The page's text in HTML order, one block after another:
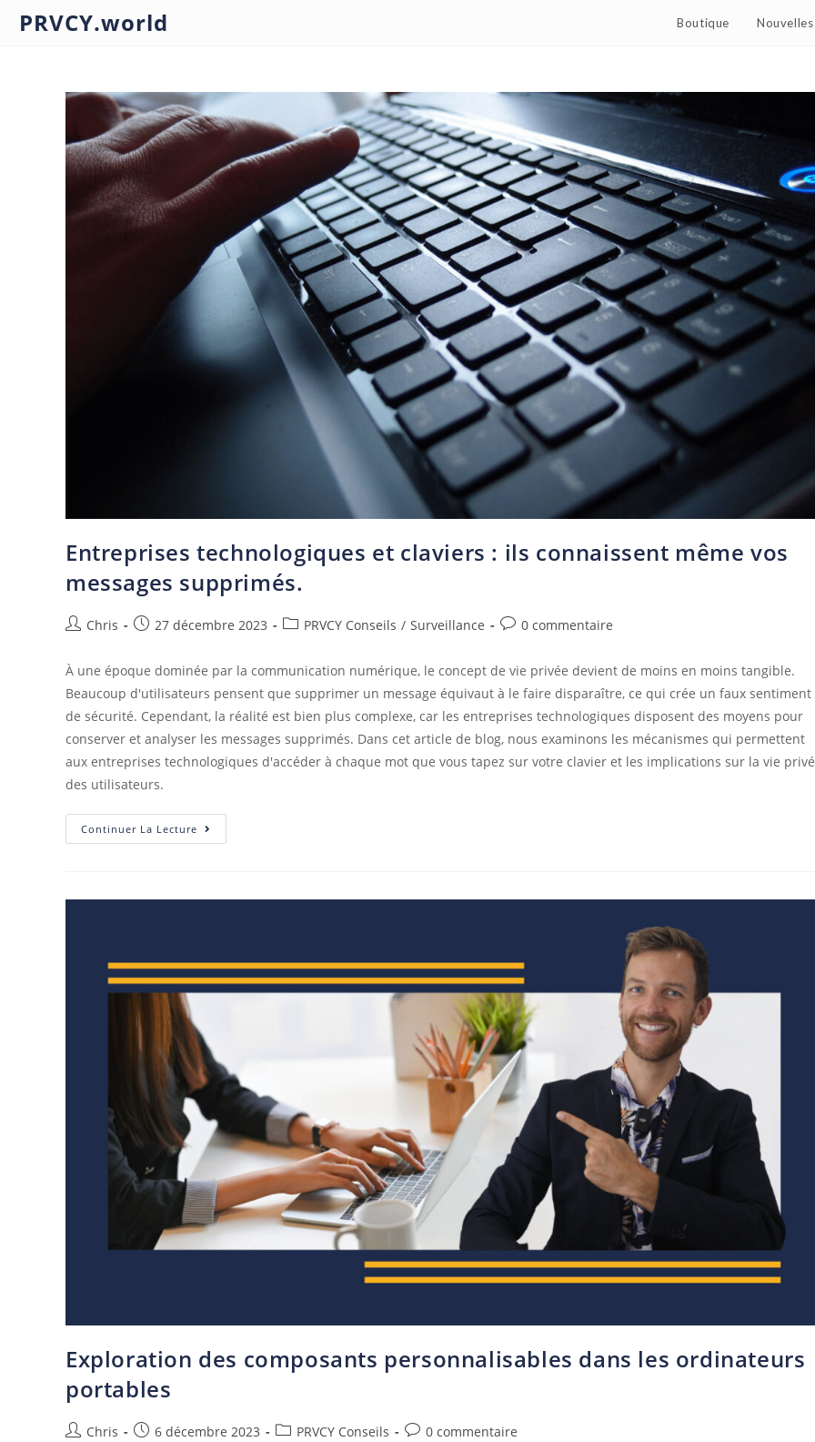
PRVCY.world Boutique Nouvelles
Entreprises technologiques et claviers : ils connaissent même vos
messages supprimés.
Chris 27 décembre 2023 PRVCY Conseils / Surveillance 0 commentaire
À une époque dominée par la communication numérique, le concept de vie privée devient de moins en moins tangible.
Beaucoup d'utilisateurs pensent que supprimer un message équivaut à le faire disparaître, ce qui crée un faux sentiment
de sécurité. Cependant, la réalité est bien plus complexe, car les entreprises technologiques disposent des moyens pour
conserver et analyser les messages supprimés. Dans cet article de blog, nous examinons les mécanismes qui permettent
aux entreprises technologiques d'accéder à chaque mot que vous tapez sur votre clavier et les implications sur la vie
des utilisateurs.
Continuer La Lecture
Exploration des composants personnalisables dans les ordinateurs
portables
Chris 6 décembre 2023 PRVCY Conseils 0 commentaire